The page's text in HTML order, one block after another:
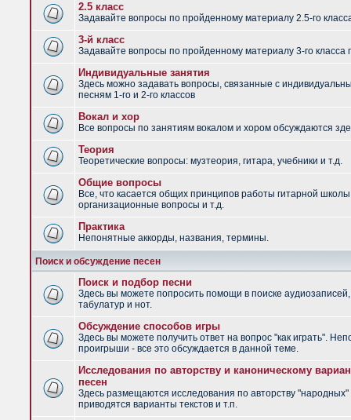
2.5 класс
Задавайте вопросы по пройденному материалу 2.5-го
3-й класс
Задавайте вопросы по пройденному материалу 3-го класса
Индивидуальные занятия
Здесь можно задавать вопросы, связанные с
песням 1-го и 2-го классов
Вокал и хор
Все вопросы по занятиям вокалом и хором обсуждаются
Теория
Теоретические вопросы: музтеория, гитара, учебники и т.д.
Общие вопросы
Все, что касается общих принципов работы гитарной
организационные вопросы и т.д.
Практика
Непонятные аккорды, названия, термины.
Поиск и обсуждение песен
Поиск и подбор песни
Здесь вы можете попросить помощи в поиске аудиозаписей,
табулатур и нот.
Обсуждение способов игры
Здесь вы можете получить ответ на вопрос "как играть".
проигрыши - все это обсуждается в данной теме.
Исследования по авторству и каноническому
песен
Здесь размещаются исследования по авторству "народных"
приводятся варианты текстов и т.п.